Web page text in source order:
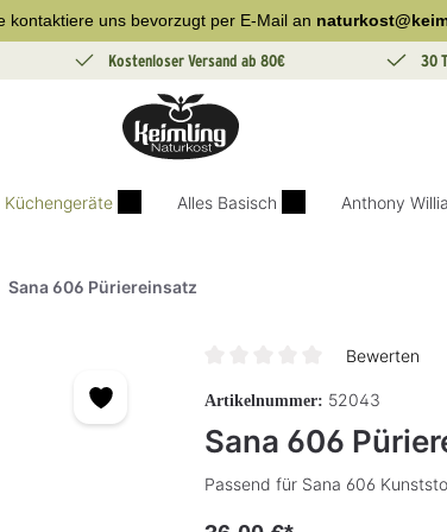
kontaktiere uns bevorzugt per E-Mail an
Kostenloser Versand ab 80€ 30
Küchengeräte Alles Basisch Anthony
Sana 606 Püriereinsatz
Bewerten
Artikelnummer: 52043
Sana 606
Passend für Sana 606